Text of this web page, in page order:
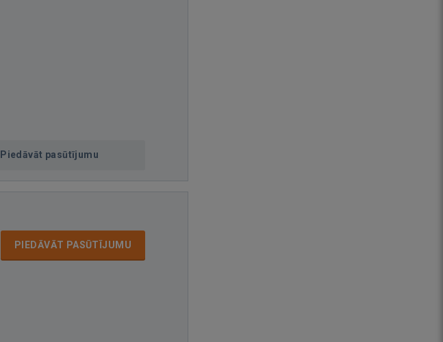
Piedāvāt pasūtījumu
PIEDĀVĀT PASŪTĪJUMU